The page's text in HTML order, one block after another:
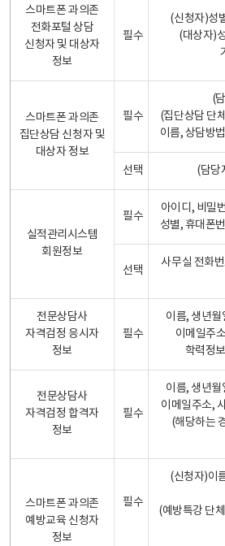
스마트폰 과의존
전화포털 상담
신청자 및 대상자
정보
필수
(신청자)성
(대상자)
스마트폰 과의존
집단상담 신청자 및
대상자 정보
필수
(
(집단상담 단
이름, 상담방
선택 (담당
실적관리시스템
회원정보
필수
아이디, 비밀
성별, 휴대폰
선택
사무실 전화
전문상담사
자격검정 응시자
정보
필수
이름, 생년
이메일주
학력정
전문상담사
자격검정 합격자
정보
필수
이름, 생년
이메일주소,
(해당하는
스마트폰 과의존
예방교육 신청자
정보
필수
(신청자)이
(예방특강 단